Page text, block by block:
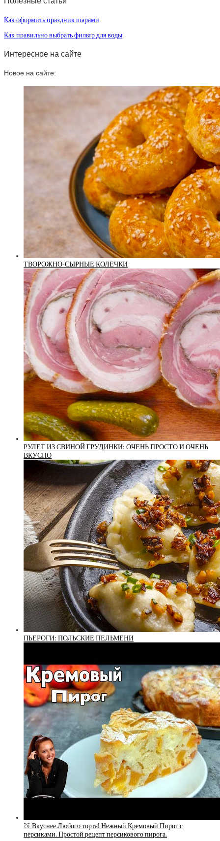
Как оформить праздник шарами
Как правильно выбрать фильтр для воды
Интересное на сайте
Новое на сайте:
ТВОРОЖНО-СЫРНЫЕ КОЛЕЧКИ
РУЛЕТ ИЗ СВИНОЙ ГРУДИНКИ: ОЧЕНЬ ПРОСТО И ОЧЕНЬ
ВКУСНО
ПЬЕРОГИ: ПОЛЬСКИЕ ПЕЛЬМЕНИ
🍑 Вкуснее Любого торта! Нежный Кремовый Пирог с
персиками. Простой рецепт персикового пирога.